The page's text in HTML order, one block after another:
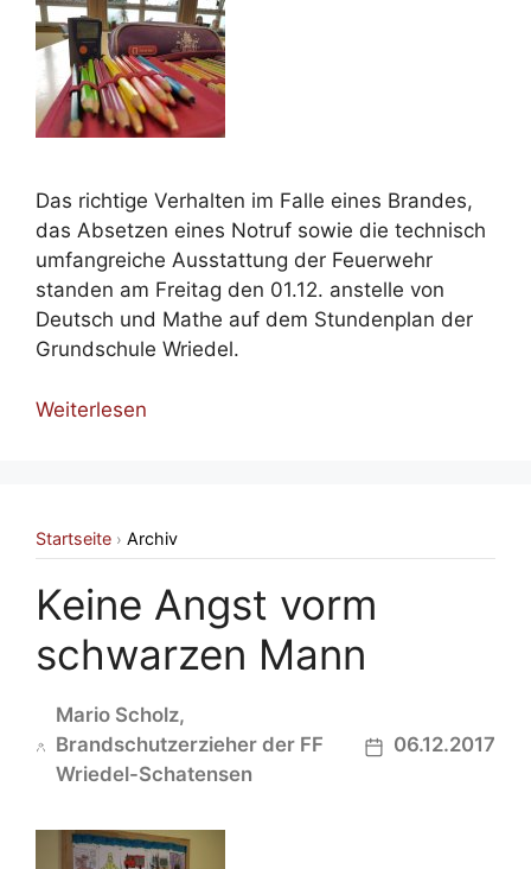
Das richtige Verhalten im Falle eines Brandes,
das Absetzen eines Notruf sowie die technisch
umfangreiche Ausstattung der Feuerwehr
standen am Freitag den 01.12. anstelle von
Deutsch und Mathe auf dem Stundenplan der
Grundschule Wriedel.
Weiterlesen
Startseite › Archiv
Keine Angst vorm
schwarzen Mann
Mario Scholz,
Brandschutzerzieher der FF
Wriedel-Schatensen
06.12.2017